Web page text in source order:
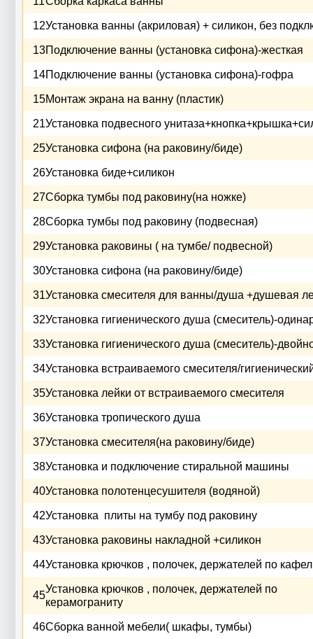
12Установка ванны (акриловая) + силикон, без
13Подключение ванны (установка сифона)-жесткая
14Подключение ванны (установка сифона)-гофра
15Монтаж экрана на ванну (пластик)
21Установка подвесного
25Установка сифона (на раковину/биде)
26Установка биде+силикон
27Сборка тумбы под раковину(на ножке)
28Сборка тумбы под раковину (подвесная)
29Установка раковины ( на тумбе/ подвесной)
30Установка сифона (на раковину/биде)
31Установка смесителя для ванны/душа +душевая
32Установка гигиенического душа (смеситель)-
33Установка гигиенического душа (смеситель)-
34Установка встраиваемого смесителя/
35Установка лейки от встраиваемого смесителя
36Установка тропического душа
37Установка смесителя(на раковину/биде)
38Установка и подключение стиральной машины
40Установка полотенцесушителя (водяной)
42Установка плиты на тумбу под раковину
43Установка раковины накладной +силикон
44Установка крючков , полочек, держателей по
45
Установка крючков , полочек, держателей по
керамограниту
46Сборка ванной мебели( шкафы, тумбы)